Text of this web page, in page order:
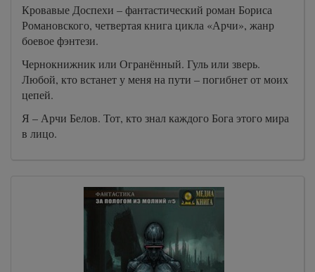
Кровавые Доспехи – фантастический роман Бориса
Романовского, четвертая книга цикла «Арчи», жанр
боевое фэнтези.
Чернокнижник или Огранённый. Гуль или зверь.
Любой, кто встанет у меня на пути – погибнет от моих
цепей.
Я – Арчи Белов. Тот, кто знал каждого Бога этого мира
в лицо.